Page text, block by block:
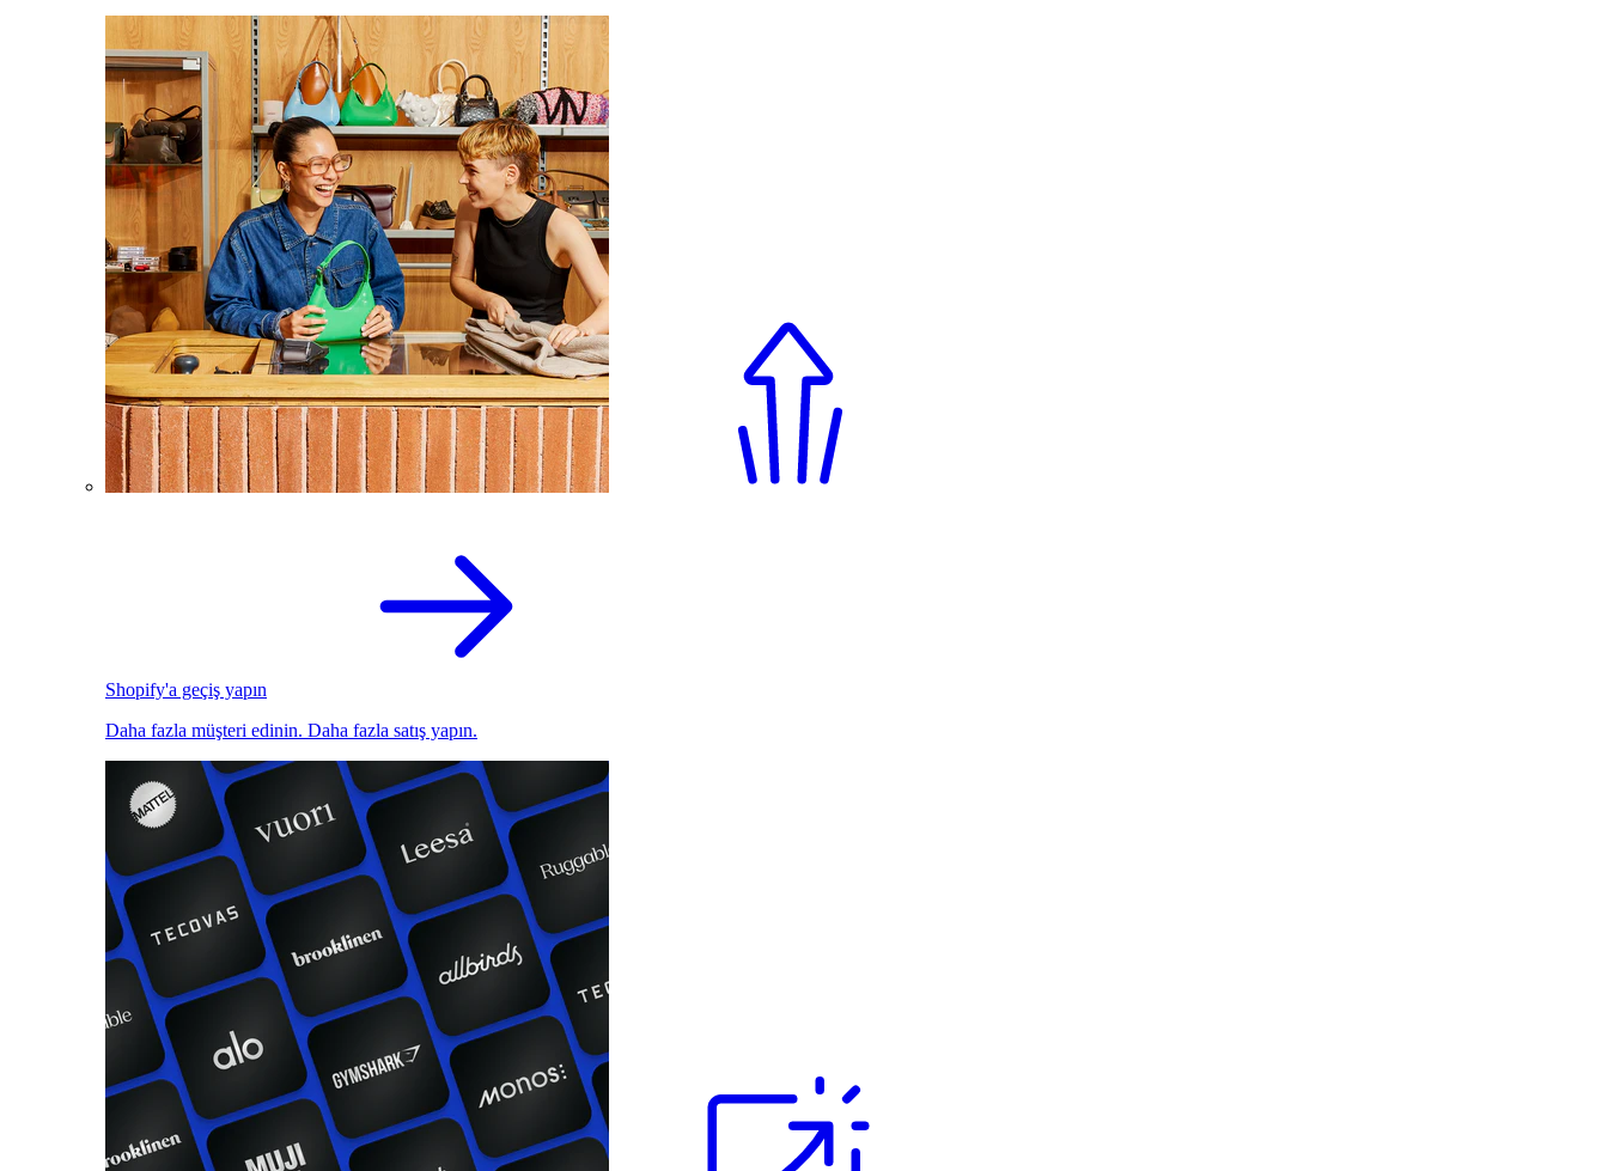
Shopify'a geçiş yapın
Daha fazla müşteri edinin. Daha fazla satış yapın.